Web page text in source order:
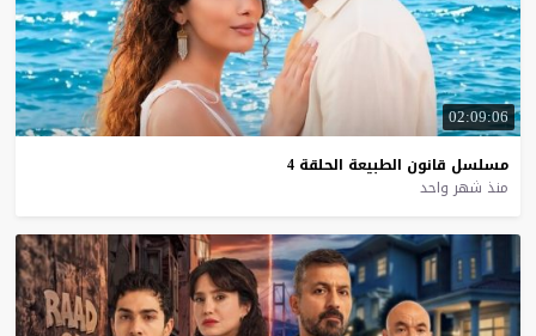
02:09:06
مسلسل قانون الطبيعة الحلقة 4
منذ شهر واحد